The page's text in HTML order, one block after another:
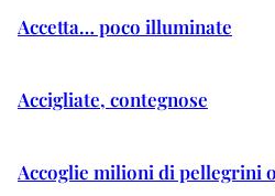
Accetta… poco illuminate
Accigliate, contegnose
Accoglie milioni di pellegrini